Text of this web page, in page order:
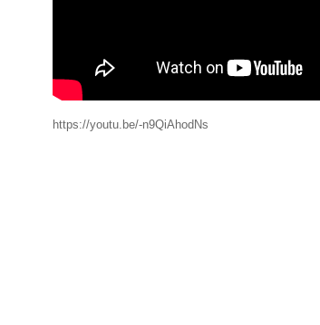
https://youtu.be/-n9QiAhodNs